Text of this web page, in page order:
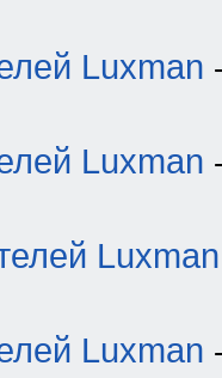
Luxman
Luxman
Luxman
Luxman